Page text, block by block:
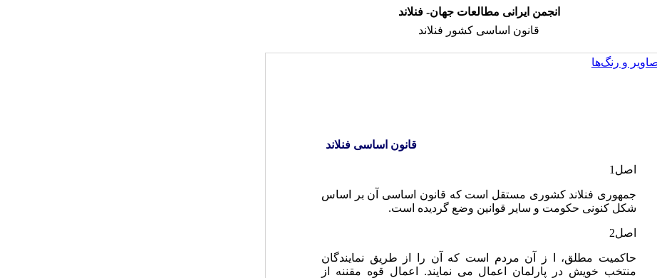
انجمن ایرانی مطالعات جهان- فنلاند
قانون اساسی کشور فنلاند
و رنگ‌ها
قانون اساسی فنلاند
اصل‏1
جمهوری‏ فنلاند کشوری‏ مستقل‏ است‏ که‏ قانون‏ اساسی‏ آن‏ بر اساس‏
شکل‏ کنونی‏ حکومت‏ و سایر قوانین‏ وضع گردیده‏ است‏.
اصل‏2
حاکمیت‏ مطلق‏، ا ز آن‏ مردم‏ است‏ که‏ آن‏ را از طریق‏ نمایندگان‏
منتخب‏ خویش‏ در پارلمان‏ اعمال‏ می‏ نمایند. اعمال‏ قوه‏ مقننه‏ از